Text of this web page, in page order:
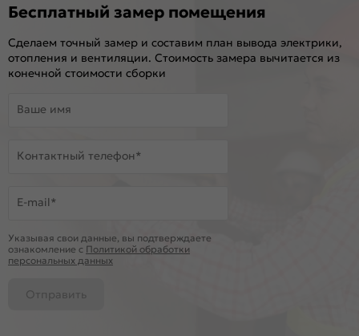
Бесплатный замер помещения
Сделаем точный замер и составим план вывода электрики,
отопления и вентиляции. Стоимость замера вычитается из
конечной стоимости сборки
Ваше имя
Контактный телефон*
E-mail*
Указывая свои данные, вы подтверждаете
ознакомление c Политикой обработки
персональных данных
Отправить